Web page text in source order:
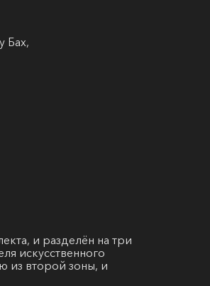
Бах,
и разделён на три
искусственного
из второй зоны, и